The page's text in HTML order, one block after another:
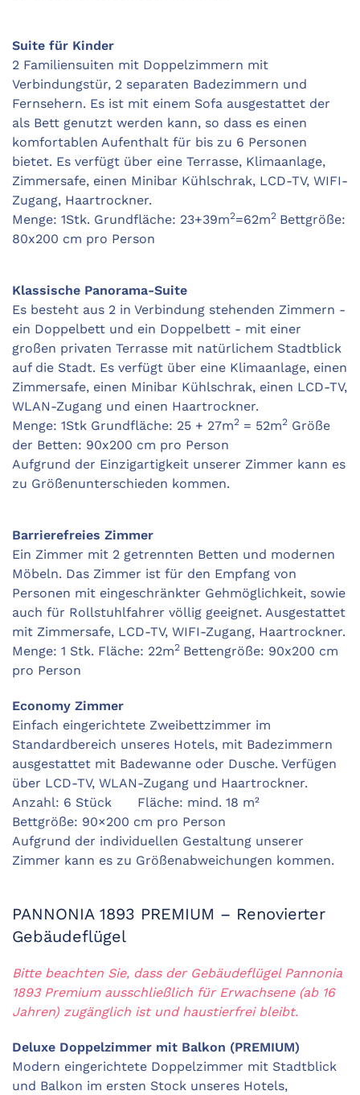
Suite für Kinder
2 Familiensuiten mit Doppelzimmern mit
Verbindungstür, 2 separaten Badezimmern und
Fernsehern. Es ist mit einem Sofa ausgestattet der
als Bett genutzt werden kann, so dass es einen
komfortablen Aufenthalt für bis zu 6 Personen
bietet. Es verfügt über eine Terrasse, Klimaanlage,
Zimmersafe, einen Minibar Kühlschrak, LCD-TV, WIFI-
Zugang, Haartrockner.
Menge: 1Stk. Grundfläche: 23+39m2=62m2 Bettgröße:
80x200 cm pro Person
Klassische Panorama-Suite
Es besteht aus 2 in Verbindung stehenden Zimmern -
ein Doppelbett und ein Doppelbett - mit einer
großen privaten Terrasse mit natürlichem Stadtblick
auf die Stadt. Es verfügt über eine Klimaanlage, einen
Zimmersafe, einen Minibar Kühlschrak, einen LCD-TV,
WLAN-Zugang und einen Haartrockner.
Menge: 1Stk Grundfläche: 25 + 27m2 = 52m2 Größe
der Betten: 90x200 cm pro Person
Aufgrund der Einzigartigkeit unserer Zimmer kann es
zu Größenunterschieden kommen.
Barrierefreies Zimmer
Ein Zimmer mit 2 getrennten Betten und modernen
Möbeln. Das Zimmer ist für den Empfang von
Personen mit eingeschränkter Gehmöglichkeit, sowie
auch für Rollstuhlfahrer völlig geeignet. Ausgestattet
mit Zimmersafe, LCD-TV, WIFI-Zugang, Haartrockner.
Menge: 1 Stk. Fläche: 22m2 Bettengröße: 90x200 cm
pro Person
Economy Zimmer
Einfach eingerichtete Zweibettzimmer im
Standardbereich unseres Hotels, mit Badezimmern
ausgestattet mit Badewanne oder Dusche. Verfügen
über LCD-TV, WLAN-Zugang und Haartrockner.
Anzahl: 6 Stück Fläche: mind. 18 m²
Bettgröße: 90×200 cm pro Person
Aufgrund der individuellen Gestaltung unserer
Zimmer kann es zu Größenabweichungen kommen.
PANNONIA 1893 PREMIUM – Renovierter
Gebäudeflügel
Bitte beachten Sie, dass der Gebäudeflügel Pannonia
1893 Premium ausschließlich für Erwachsene (ab 16
Jahren) zugänglich ist und haustierfrei bleibt.
Deluxe Doppelzimmer mit Balkon (PREMIUM)
Modern eingerichtete Doppelzimmer mit Stadtblick
und Balkon im ersten Stock unseres Hotels,